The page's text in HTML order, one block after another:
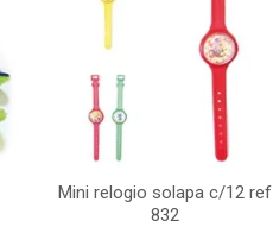
Mini relogio solapa c/12 ref
832